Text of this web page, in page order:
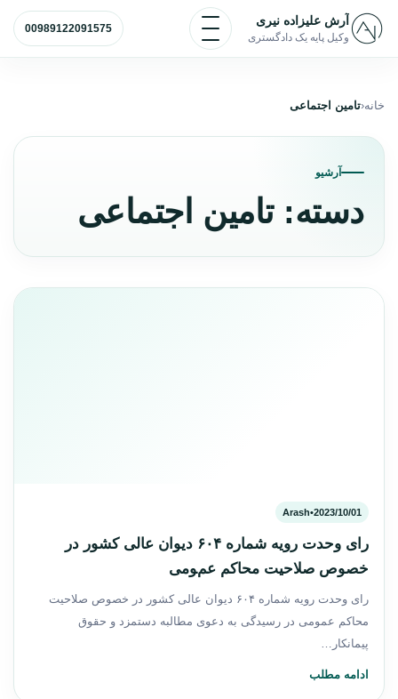
پرش به محتوا
آرش علیزاده نیری
وکیل پایه یک دادگستری
باز و بسته کردن منو
00989122091575
خانه تامین اجتماعی
آرشیو
دسته:تامین اجتماعی
2023/10/01
•
Arash
رای و‌حدت‌ رو‌یه شماره ۶۰۴ دیوان عالی کشور در
خصوص صلاحیت محاکم عمومی
رای و‌حدت‌ رو‌یه شماره ۶۰۴ دیوان عالی کشور در خصوص صلاحیت
محاکم عمومی در رسیدگی به دعوی مطالبه دستمزد و حقوق
پیمانکار…
ادامه مطلب